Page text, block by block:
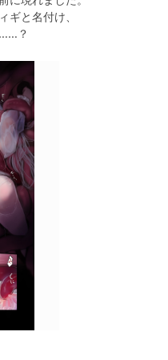
ギと名付け、
？